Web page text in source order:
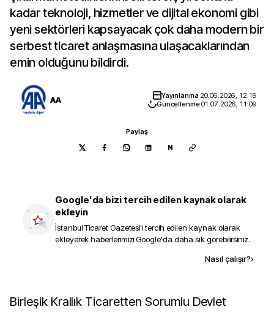
kadar teknoloji, hizmetler ve dijital ekonomi gibi
yeni sektörleri kapsayacak çok daha modern bir
serbest ticaret anlaşmasına ulaşacaklarından
emin olduğunu bildirdi.
AA Yayınlanma 20.06.2026, 12:19
Güncellenme01.07.2026, 11:09
Paylaş
N
Google'da bizi tercih edilen kaynak olarak
ekleyin
İstanbul Ticaret Gazetesi'i tercih edilen kaynak olarak
ekleyerek haberlerimizi Google'da daha sık görebilirsiniz.
Nasıl çalışır?›
Birleşik Krallık Ticaretten Sorumlu Devlet